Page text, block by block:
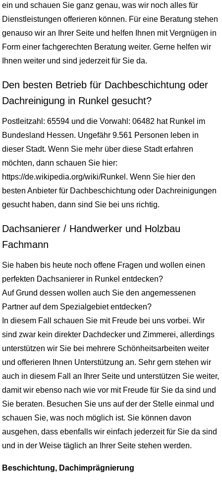
ein und schauen Sie ganz genau, was wir noch alles für
Dienstleistungen offerieren können. Für eine Beratung stehen
genauso wir an Ihrer Seite und helfen Ihnen mit Vergnügen in
Form einer fachgerechten Beratung weiter. Gerne helfen wir
Ihnen weiter und sind jederzeit für Sie da.
Den besten Betrieb für Dachbeschichtung oder
Dachreinigung in Runkel gesucht?
Postleitzahl: 65594 und die Vorwahl: 06482 hat Runkel im
Bundesland Hessen. Ungefähr 9.561 Personen leben in
dieser Stadt. Wenn Sie mehr über diese Stadt erfahren
möchten, dann schauen Sie hier:
https://de.wikipedia.org/wiki/Runkel. Wenn Sie hier den
besten Anbieter für Dachbeschichtung oder Dachreinigungen
gesucht haben, dann sind Sie bei uns richtig.
Dachsanierer / Handwerker und Holzbau
Fachmann
Sie haben bis heute noch offene Fragen und wollen einen
perfekten Dachsanierer in Runkel entdecken?
Auf Grund dessen wollen auch Sie den angemessenen
Partner auf dem Spezialgebiet entdecken?
In diesem Fall schauen Sie mit Freude bei uns vorbei. Wir
sind zwar kein direkter Dachdecker und Zimmerei, allerdings
unterstützen wir Sie bei mehrere Schönheitsarbeiten weiter
und offerieren Ihnen Unterstützung an. Sehr gern stehen wir
auch in diesem Fall an Ihrer Seite und unterstützen Sie weiter,
damit wir ebenso nach wie vor mit Freude für Sie da sind und
Sie beraten. Besuchen Sie uns auf der der Stelle einmal und
schauen Sie, was noch möglich ist. Sie können davon
ausgehen, dass ebenfalls wir einfach jederzeit für Sie da sind
und in der Weise täglich an Ihrer Seite stehen werden.
Beschichtung, Dachimprägnierung